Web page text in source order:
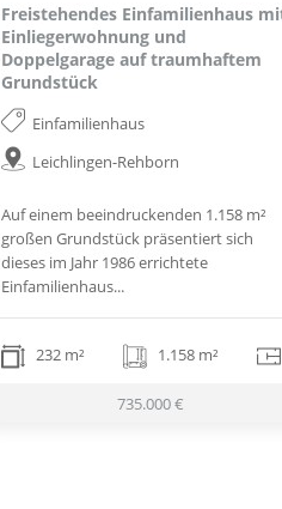
Freistehendes Einfamilienhaus
Einliegerwohnung und
Doppelgarage auf traumhaftem
Grundstück
Einfamilienhaus
Leichlingen-Rehborn
Auf einem beeindruckenden 1.158 m²
großen Grundstück präsentiert sich
dieses im Jahr 1986 errichtete
Einfamilienhaus...
232 m² 1.158 m²
735.000 €